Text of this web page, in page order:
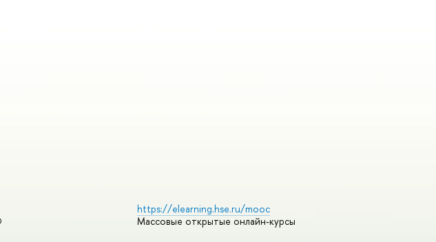
https://elearning.hse.ru/mooc
Массовые открытые онлайн-курсы